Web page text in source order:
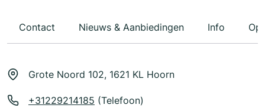
Contact Nieuws & Aanbiedingen Info
Grote Noord 102, 1621 KL Hoorn
+31229214185 (Telefoon)